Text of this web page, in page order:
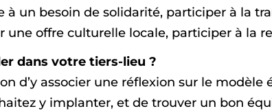
à un besoin de solidarité, participer à la
offre culturelle locale, participer à la
dans votre tiers-lieu ?
d’y associer une réflexion sur le
y implanter, et de trouver un bon